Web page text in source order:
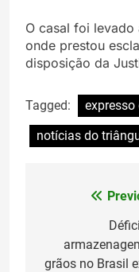
O casal foi levado
onde prestou
disposição da
Tagged:
expresso
notícias do
Navegação
Post
grãos no Brasil